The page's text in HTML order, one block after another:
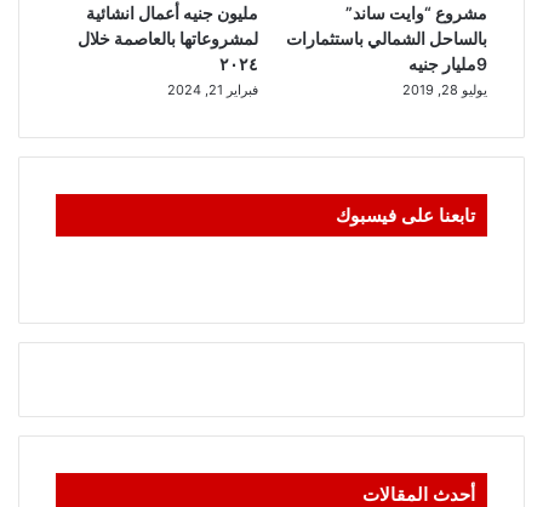
مليون جنيه أعمال انشائية
لمشروعاتها بالعاصمة خلال
٢٠٢٤
فبراير 21, 2024
مشروع “وايت ساند”
بالساحل الشمالي باستثمارات
9مليار جنيه
يوليو 28, 2019
تابعنا على فيسبوك
أحدث المقالات